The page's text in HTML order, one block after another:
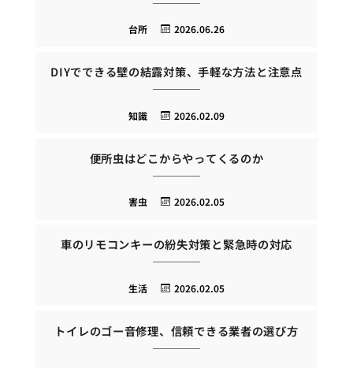
2026.06.26
台所
DIYでできる壁の結露対策、手軽な方法と注意点
2026.02.09
知識
便所虫はどこからやってくるのか
2026.02.05
害虫
車のリモコンキーの紛失対策と緊急時の対応
2026.02.05
生活
トイレのゴー音修理、信頼できる業者の選び方